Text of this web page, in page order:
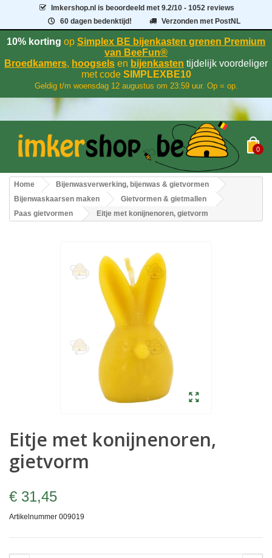
Imkershop.nl is beoordeeld met9.2/10 - 1052 reviews
60 dagen bedenktijd!
Verzonden met PostNL
10% korting op Simplex BE bijenkasten grenen Premium
van BeeFun®
Broedkamers, hoogsels en bijenkasten tijdelijk voordeliger
met codeSIMPLEXBE10
Geldig t/m woensdag 12 augustus om 23:59 uur. Op = op.
0
Home
Bijenwasverwerking, bijenwas & gietvormen
Bijenwaskaarsen maken
Gietvormen & gietmallen
Paas gietvormen
Eitje met konijnenoren, gietvorm
Eitje met konijnenoren,
gietvorm
€ 31,45
Artikelnummer 009019